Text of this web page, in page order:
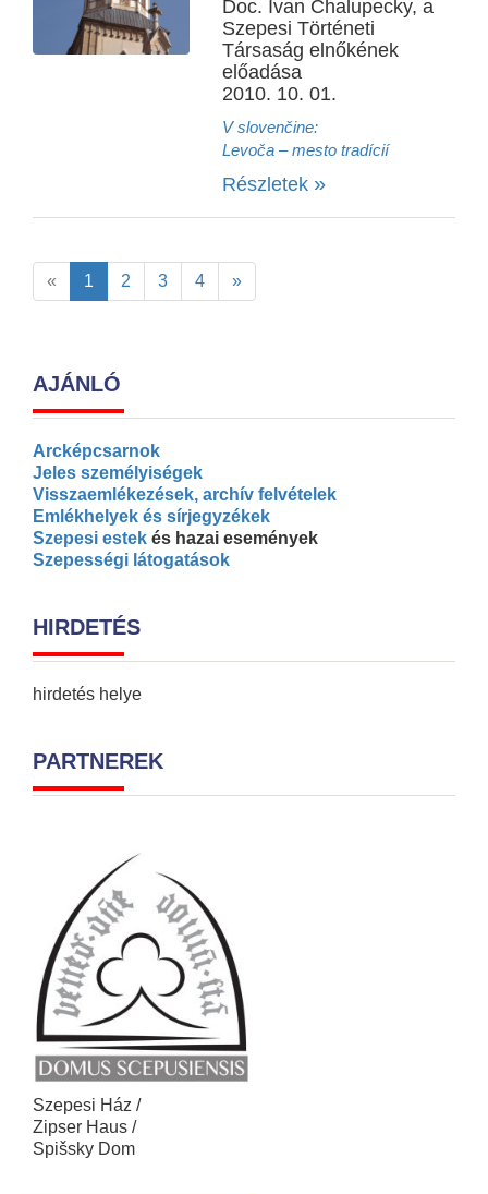
Doc. Ivan Chalupecky, a
Szepesi Történeti
Társaság elnőkének
előadása
2010. 10. 01.
V slovenčine:
Levoča – mesto tradícií
Részletek »
« 1 2 3 4 »
AJÁNLÓ
Arcképcsarnok
Jeles személyiségek
Visszaemlékezések, archív felvételek
Emlékhelyek és sírjegyzékek
Szepesi estek és hazai események
Szepességi látogatások
HIRDETÉS
hirdetés helye
PARTNEREK
Szepesi Ház /
Zipser Haus /
Spišsky Dom